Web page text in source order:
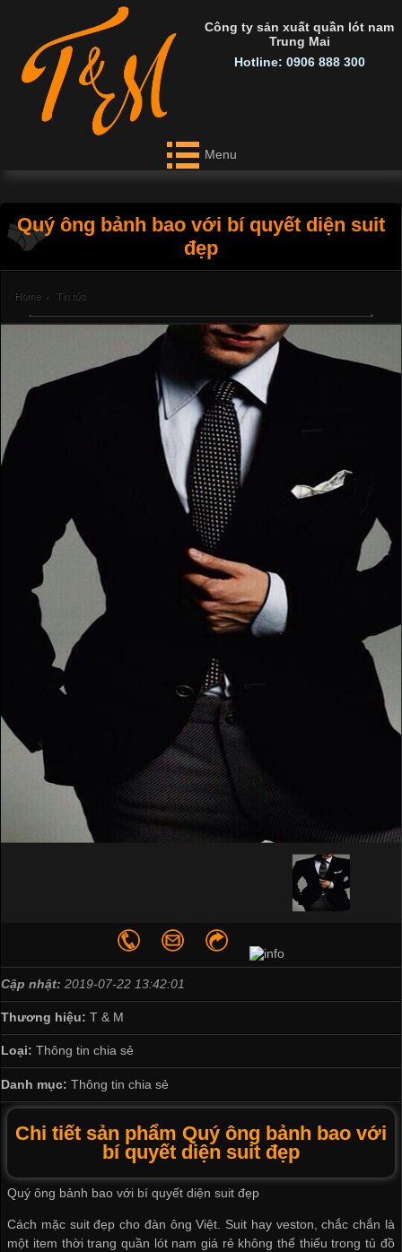
Công ty sản xuất quần lót nam
Trung Mai
Hotline: 0906 888 300
Menu
Quý ông bảnh bao với bí quyết diện suit
đẹp
Home › Tin tức
Cập nhật: 2019-07-22 13:42:01
Thương hiệu: T & M
Loại: Thông tin chia sẻ
Danh mục: Thông tin chia sẻ
Chi tiết sản phẩm Quý ông bảnh bao với
bí quyết diện suit đẹp
Quý ông bảnh bao với bí quyết diện suit đẹp
Cách mặc suit đẹp cho đàn ông Việt. Suit hay veston, chắc chắn là
một item thời trang quần lót nam giá rẻ không thể thiếu trong tủ đồ